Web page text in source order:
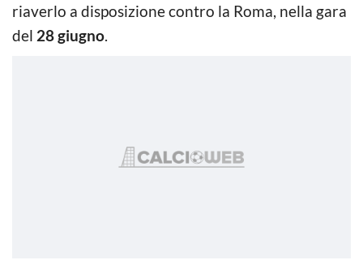
riaverlo a disposizione contro la Roma, nella gara
del 28 giugno.